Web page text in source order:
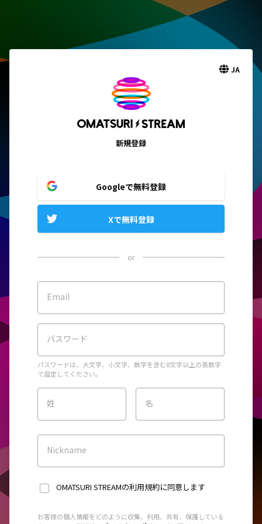
JA
新規登録
Googleで無料登録
Xで無料登録
or
Email
パスワード
パスワードは、大文字、小文字、数字を含む8文字以上の英数字
で設定してください。
姓 名
Nickname
OMATSURI STREAMの利用規約に同意します
お客様の個人情報をどのように収集、利用、共有、保護している